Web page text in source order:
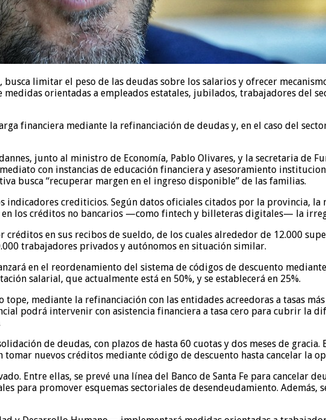
limitar el peso de las deudas sobre los salarios y ofrecer
orientadas a empleados estatales, jubilados, trabajadores del
financiera mediante la refinanciación de deudas y, en el caso del
junto al ministro de Economía, Pablo Olivares, y la secretaria de
con instancias de educación financiera y asesoramiento
busca “recuperar margen en el ingreso disponible” de las familias.
indicadores crediticios. Según datos oficiales citados por la provincia,
los créditos no bancarios —como fintech y billeteras digitales— la
en sus recibos de sueldo, de los cuales alrededor de 12.000
trabajadores privados y autónomos en situación similar.
en el reordenamiento del sistema de códigos de descuento
salarial, que actualmente está en 50%, y se establecerá en 25%.
mediante la refinanciación con las entidades acreedoras a tasas
podrá intervenir con asistencia financiera a tasa cero para cubrir la
de deudas, con plazos de hasta 60 cuotas y dos meses de
nuevos créditos mediante código de descuento hasta cancelar la
Entre ellas, se prevé una línea del Banco de Santa Fe para cancelar
para promover esquemas sectoriales de desendeudamiento. Además,